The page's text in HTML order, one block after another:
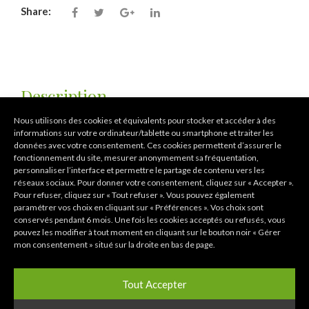
Nous utilisons des cookies et équivalents pour stocker et accéder à des
informations sur votre ordinateur/tablette ou smartphone et traiter les
données avec votre consentement. Ces cookies permettent d’assurer le
fonctionnement du site, mesurer anonymement sa fréquentation,
personnaliser l’interface et permettre le partage de contenu vers les
réseaux sociaux. Pour donner votre consentement, cliquez sur « Accepter ».
Pour refuser, cliquez sur « Tout refuser ». Vous pouvez également
paramétrer vos choix en cliquant sur « Préférences ». Vos choix sont
conservés pendant 6 mois. Une fois les cookies acceptés ou refusés, vous
pouvez les modifier à tout moment en cliquant sur le bouton noir « Gérer
mon consentement » situé sur la droite en bas de page.
Tout Accepter
Share:
Description
Informations
complémentaires
Plante : Épiphyte
Nature : Botanique
Floraison : Printemps
Culture : Serre tempérée